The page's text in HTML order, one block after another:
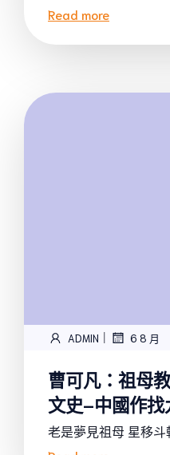
Read more
ADMIN | 6 8 月
曹可凡：祖母
文史–中國作
老是夢見祖母 星移斗